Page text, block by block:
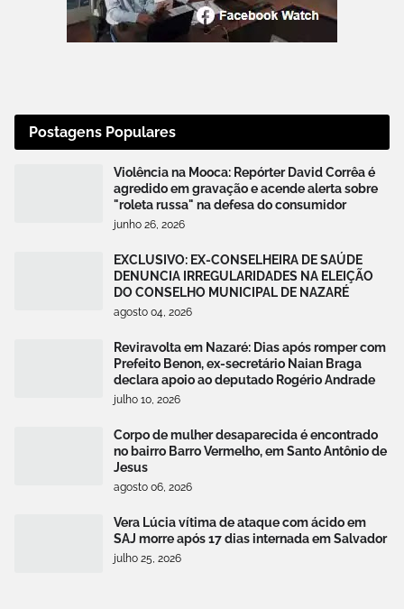
Postagens Populares
Violência na Mooca: Repórter David Corrêa é
agredido em gravação e acende alerta sobre
"roleta russa" na defesa do consumidor
junho 26, 2026
EXCLUSIVO: EX-CONSELHEIRA DE SAÚDE
DENUNCIA IRREGULARIDADES NA ELEIÇÃO
DO CONSELHO MUNICIPAL DE NAZARÉ
agosto 04, 2026
Reviravolta em Nazaré: Dias após romper com
Prefeito Benon, ex-secretário Naian Braga
declara apoio ao deputado Rogério Andrade
julho 10, 2026
Corpo de mulher desaparecida é encontrado
no bairro Barro Vermelho, em Santo Antônio de
Jesus
agosto 06, 2026
Vera Lúcia vítima de ataque com ácido em
SAJ morre após 17 dias internada em Salvador
julho 25, 2026